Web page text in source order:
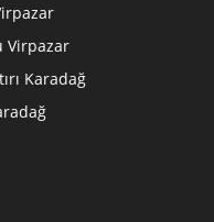
Virpazar
Karadağ